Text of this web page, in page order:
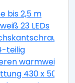
bis 2,5 m
23 LEDs
teilig
warmweiß
430 x 500